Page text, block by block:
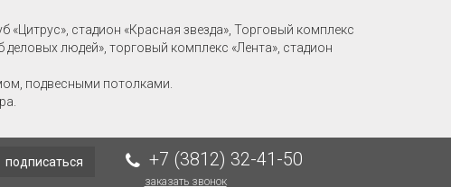
стадион «Красная звезда», Торговый комплекс
деловых людей», торговый комплекс «Лента», стадион
подвесными потолками.
подписаться +7 (3812) 32-41-50
заказать звонок